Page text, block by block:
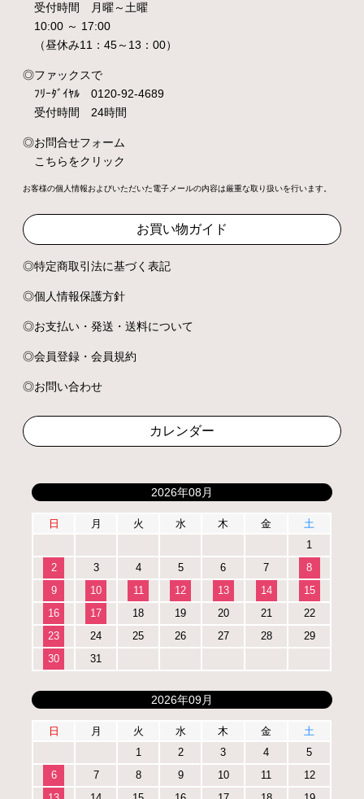
受付時間 月曜～土曜
10:00 ～ 17:00
（昼休み11：45～13：00）
ファックスで
ﾌﾘｰﾀﾞｲﾔﾙ 0120-92-4689
受付時間 24時間
お問合せフォーム
こちらをクリック
お客様の個人情報およびいただいた電子メールの内容は厳重な取り扱いを行います。
お買い物ガイド
特定商取引法に基づく表記
個人情報保護方針
お支払い・発送・送料について
会員登録・会員規約
お問い合わせ
カレンダー
2026年08月
日 月 火 水 木 金
土
1
2
3 4 5 6 7
8
9
10 11 12 13 14
15
16
17 18 19 20 21
22
23
24 25 26 27 28
29
30
31
2026年09月
日 月 火 水 木 金
土
1
2 3 4
5
6
7 8 9 10 11
12